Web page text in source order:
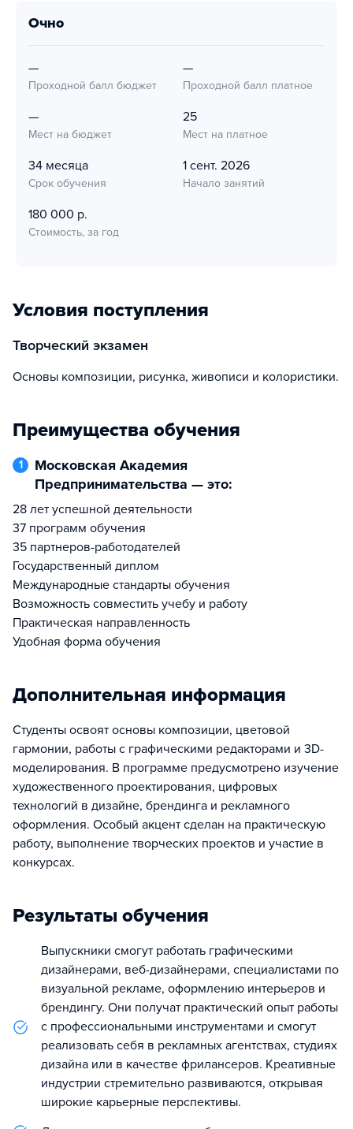
очно
—
Проходной балл бюджет
—
Проходной балл платное
—
Мест на бюджет
25
Мест на платное
34 месяца
Срок обучения
1 сент. 2026
Начало занятий
180 000 р.
Стоимость, за год
Условия поступления
творческий экзамен
Основы композиции, рисунка, живописи и колористики.
Преимущества обучения
1
Московская Академия
Предпринимательства — это:
28 лет успешной деятельности
37 программ обучения
35 партнеров-работодателей
Государственный диплом
Международные стандарты обучения
Возможность совместить учебу и работу
Практическая направленность
Удобная форма обучения
Дополнительная информация
Студенты освоят основы композиции, цветовой
гармонии, работы с графическими редакторами и 3D-
моделирования. В программе предусмотрено изучение
художественного проектирования, цифровых
технологий в дизайне, брендинга и рекламного
оформления. Особый акцент сделан на практическую
работу, выполнение творческих проектов и участие в
конкурсах.
Результаты обучения
Выпускники смогут работать графическими
дизайнерами, веб-дизайнерами, специалистами по
визуальной рекламе, оформлению интерьеров и
брендингу. Они получат практический опыт работы
с профессиональными инструментами и смогут
реализовать себя в рекламных агентствах, студиях
дизайна или в качестве фрилансеров. Креативные
индустрии стремительно развиваются, открывая
широкие карьерные перспективы.